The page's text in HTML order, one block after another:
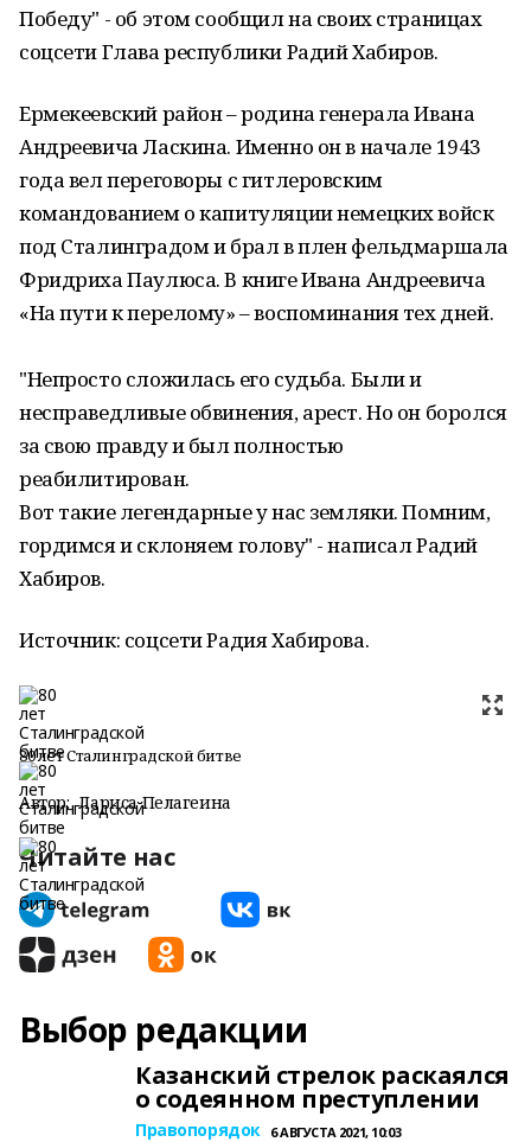
Победу" - об этом сообщил на своих страницах
соцсети Глава республики Радий Хабиров.
Ермекеевский район – родина генерала Ивана
Андреевича Ласкина. Именно он в начале 1943
года вел переговоры с гитлеровским
командованием о капитуляции немецких войск
под Сталинградом и брал в плен фельдмаршала
Фридриха Паулюса. В книге Ивана Андреевича
«На пути к перелому» – воспоминания тех дней.
"Непросто сложилась его судьба. Были и
несправедливые обвинения, арест. Но он боролся
за свою правду и был полностью
реабилитирован.
Вот такие легендарные у нас земляки. Помним,
гордимся и склоняем голову" - написал Радий
Хабиров.
Источник: соцсети Радия Хабирова.
80 лет Сталинградской битве
Автор: Лариса Пелагеина
Читайте нас
Выбор редакции
Казанский стрелок раскаялся
о содеянном преступлении
Правопорядок 6 АВГУСТА 2021, 10:03